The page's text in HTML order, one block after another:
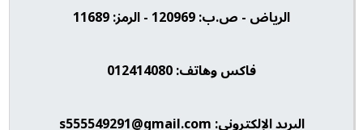
الرياض - ص.ب: 120969 - الرمز: 11689
فاكس وهاتف: 012414080
البريد الإلكتروني: s555549291@gmail.com